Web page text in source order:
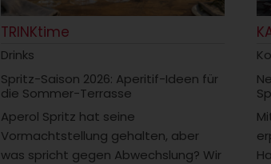
TRINKtime
Drinks
Spritz-Saison 2026: Aperitif-Ideen für
die Sommer-Terrasse
Aperol Spritz hat seine
Vormachtstellung gehalten, aber
was spricht gegen Abwechslung? Wir